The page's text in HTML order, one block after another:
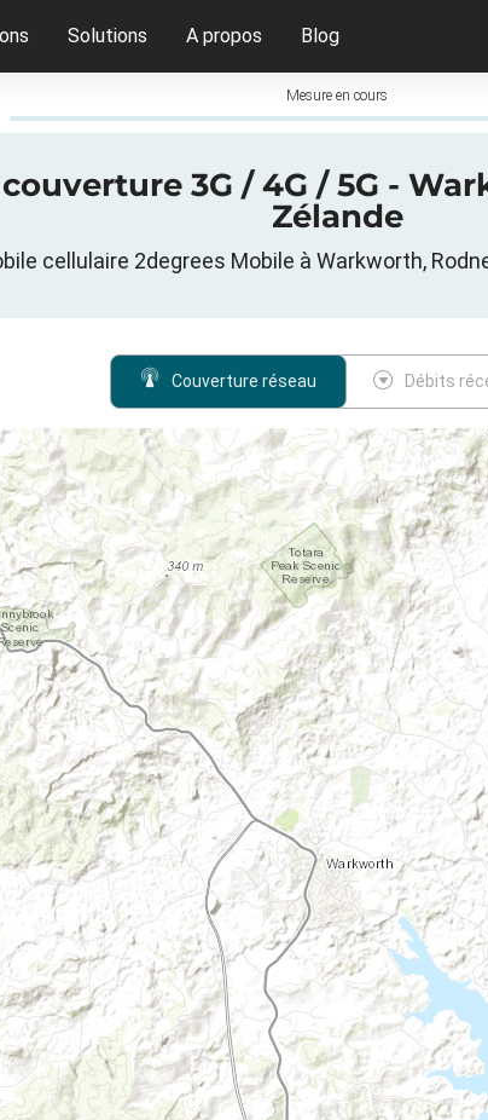
Solutions A propos Blog
Mesure en cours
3G / 4G / 5G -
Zélande
cellulaire 2degrees Mobile à Warkworth,
Couverture réseau Débits